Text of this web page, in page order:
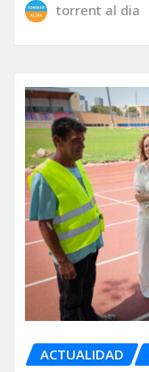
torrent al dia
ACTUALIDAD